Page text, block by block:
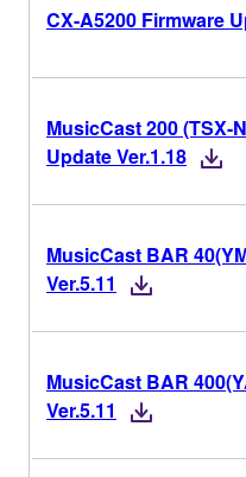
CX-A5200 Firmware
MusicCast 200 (TSX-
Update Ver.1.18
MusicCast BAR
Ver.5.11
MusicCast BAR
Ver.5.11